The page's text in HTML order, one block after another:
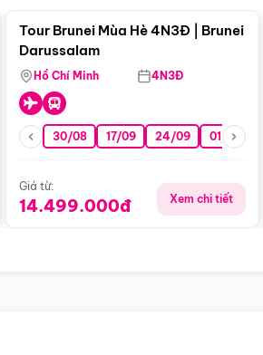
Tour Brunei Mùa Hè 4N3Đ | Brunei
Darussalam
Hồ Chí Minh 4N3Đ
30/08 17/09 24/09 01/10
Giá từ:
14.499.000đ Xem chi tiết